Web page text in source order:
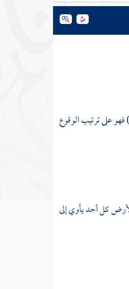
) فهو على ترتيب الوقوع
كل أحد يأوي إلى